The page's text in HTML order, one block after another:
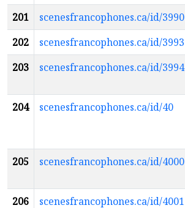
201
scenesfrancophones.ca/id/3990
202
scenesfrancophones.ca/id/3993
203
scenesfrancophones.ca/id/3994
204
scenesfrancophones.ca/id/40
205
scenesfrancophones.ca/id/4000
206 scenesfrancophones.ca/id/4001